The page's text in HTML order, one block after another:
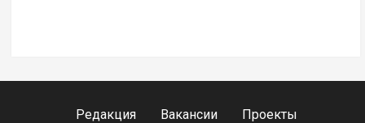
Редакция Вакансии
Проекты